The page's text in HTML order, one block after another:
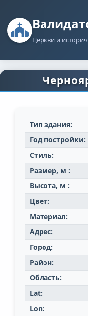
Церкви и
Тип здания:
Год постройки:
Стиль:
Размер, м :
Высота, м :
Цвет:
Материал:
Адрес:
Город:
Район:
Область:
Lat:
Lon: